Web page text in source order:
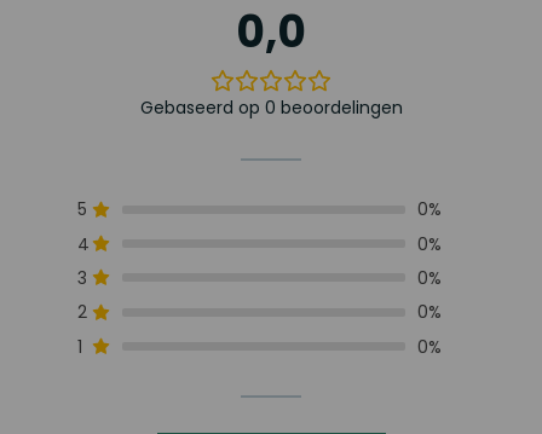
0,0
Gebaseerd op 0 beoordelingen
5
0%
4
0%
3
0%
2
0%
1
0%